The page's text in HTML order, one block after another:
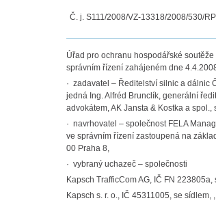
Č. j. S111/2008/VZ-13318/2008/530/RP
Úřad pro ochranu hospodářské
správním řízení zahájeném dne
· zadavatel – Ředitelství silnic a dálnic
jedná Ing. Alfréd Brunclík, generální
advokátem, AK Jansta & Kostka a
· navrhovatel – společnost FELA
ve správním řízení zastoupená na
00 Praha 8,
· vybraný uchazeč – společnosti
Kapsch TrafficCom AG, IČ FN
Kapsch s. r. o., IČ 45311005, se